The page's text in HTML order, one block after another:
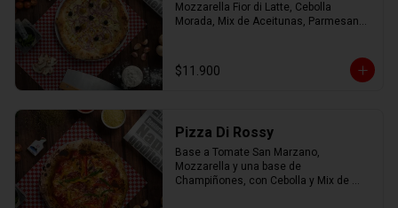
Mozzarella Fior di Latte, Cebolla
Morada, Mix de Aceitunas, Parmesano
$11.900
Pizza Di Rossy
Base a Tomate San Marzano,
Mozzarella y una base de
Champiñones, con Cebolla y Mix de